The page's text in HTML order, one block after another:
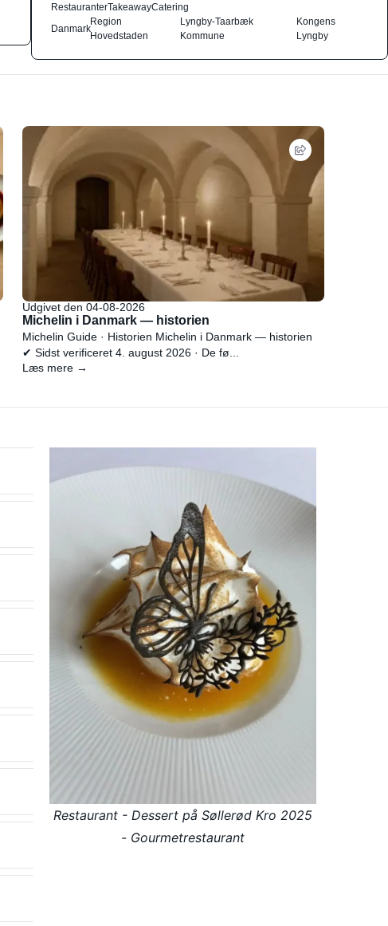
RestauranterTakeawayCatering
Danmark
Region
Hovedstaden
Lyngby-Taarbæk
Kommune
Kongens
Lyngby
Udgivet den 04-08-2026
Michelin i Danmark — historien
Michelin Guide · Historien Michelin i Danmark — historien
✔ Sidst verificeret 4. august 2026 · De fø...
Læs mere →
Restaurant - Dessert på Søllerød Kro 2025
- Gourmetrestaurant